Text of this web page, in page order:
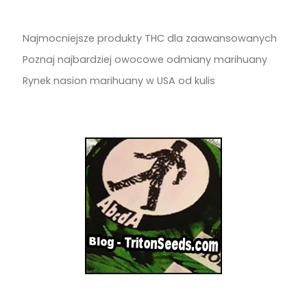
Najmocniejsze produkty THC dla zaawansowanych
Poznaj najbardziej owocowe odmiany marihuany
Rynek nasion marihuany w USA od kulis